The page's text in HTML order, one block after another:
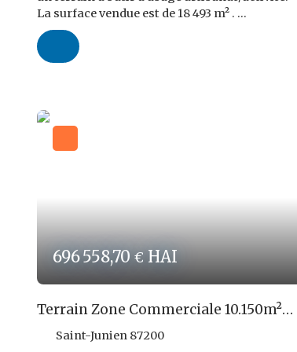
La surface vendue est de 18 493 m² .
Le terrain est vendu non viabilisé, les réseaux
passent devant le terrain.
Le terrain est en partie remblayé, suivant
Prix de vente FAI : 194 480,00 € TTC dont 14,4 %
TTC d'honoraires d'agence à charge
ACQUEREUR soit 24 480,00 € TTC.
696 558,70€HAI
Terrain Zone Commerciale 10.150m²
SAINT JUNIEN
Saint-Junien 87200